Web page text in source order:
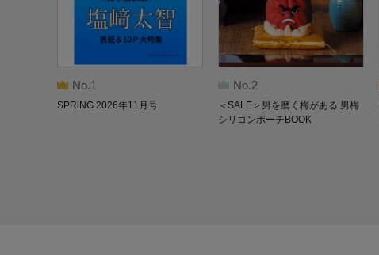
No.1
SPRiNG 2026年11月号
No.2
＜SALE＞男を磨く梅がある 男梅
シリコンポーチBOOK